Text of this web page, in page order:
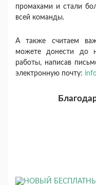
промахами и стали
всей команды.
А также считаем
можете донести до
работы, написав
электронную почту: